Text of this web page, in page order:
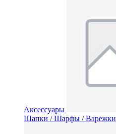
Аксессуары
Шапки / Шарфы / Варежки